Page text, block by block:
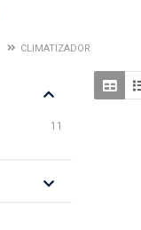
CLIMATIZADOR
11